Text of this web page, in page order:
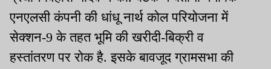
एनएलसी कंपनी की धांधू नार्थ कोल परियोजना में
सेक्शन-9 के तहत भूमि की खरीदी-बिक्री व
हस्तांतरण पर रोक है. इसके बावजूद ग्रामसभा की